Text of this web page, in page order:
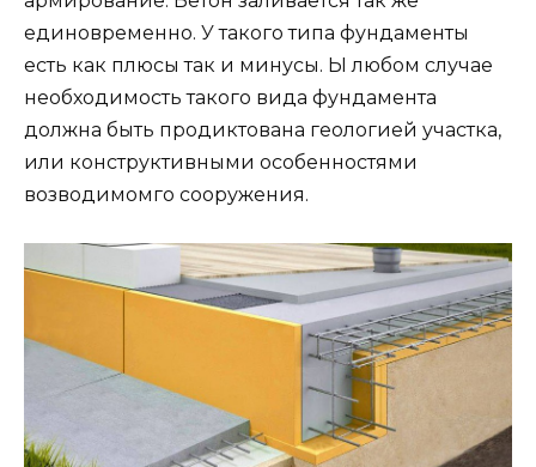
единовременно. У такого типа фундаменты
есть как плюсы так и минусы. Ы любом случае
необходимость такого вида фундамента
должна быть продиктована геологией участка,
или конструктивными особенностями
возводимомго сооружения.